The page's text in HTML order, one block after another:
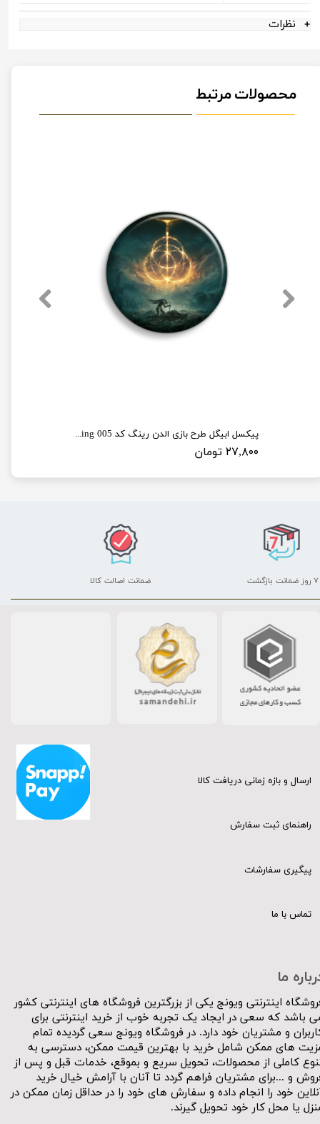
نظرات
محصولات مرتبط
پیکسل ابیگل طرح بازی الدن رینگ کد elden ring 005
۲۷,۸۰۰ تومان
ما
اینترنتی ویونج یکی از بزرگترین فروشگاه های اینترنتی کشور
باشد که سعی در ایجاد یک تجربه خوب از خرید اینترنتی برای
و مشتریان خود دارد. در فروشگاه ویونج سعی گردیده تمام
های ممکن شامل خرید با بهترین قیمت ممکن، دسترسی به
کاملی از محصولات، تحویل سریع و بموقع، خدمات قبل و پس از
و ...برای مشتریان فراهم گردد تا آنان با آرامش خیال خرید
خود را انجام داده و سفارش های خود را در حداقل زمان ممکن در
یا محل کار خود تحویل گیرند.​​​​​​​
ارسال و بازه زمانی دریافت کالا
راهنمای ثبت سفارش
پیگیری سفارشات
تماس با ما
۷ روز ضمانت بازگشت ضمانت اصالت کالا